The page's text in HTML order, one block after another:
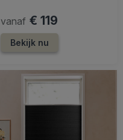
vanaf € 119
Bekijk nu